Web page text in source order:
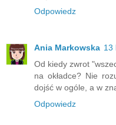
Odpowiedz
Ania Markowska 13
Od kiedy zwrot
na okładce? Nie
dojść w ogóle, a w
Odpowiedz